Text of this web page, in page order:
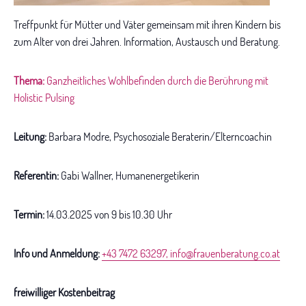
Treffpunkt für Mütter und Väter gemeinsam mit ihren Kindern bis
zum Alter von drei Jahren. Information, Austausch und Beratung.
Thema: Ganzheitliches Wohlbefinden durch die Berührung mit
Holistic Pulsing
Leitung: Barbara Modre, Psychosoziale Beraterin/Elterncoachin
Referentin: Gabi Wallner, Humanenergetikerin
Termin:14.03.2025 von 9 bis 10.30 Uhr
Info und Anmeldung:+43 7472 63297, info@frauenberatung.co.at
freiwilliger Kostenbeitrag